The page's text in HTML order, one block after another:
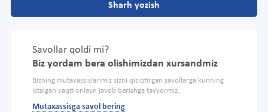
Sharh yozish
Savollar qoldi mi?
Biz yordam bera olishimizdan xursandmiz
Bizning mutaxassislarimiz sizni qiziqtirgan savollarga kunning
istalgan vaqti onlayn javob berishga tayyormiz.
Mutaxassisga savol bering